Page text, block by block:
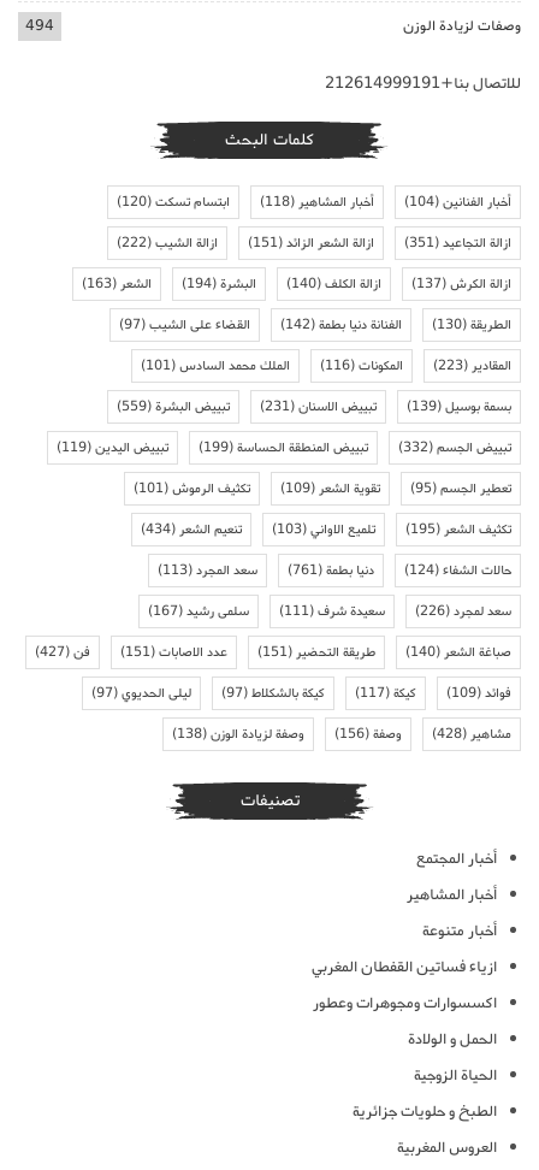
وصفات لزيادة الوزن 494
للاتصال بنا+212614999191
كلمات البحث
أخبار الفنانين(104) أخبار المشاهير(118) ابتسام تسكت(120)
ازالة التجاعيد(351) ازالة الشعر الزائد(151) ازالة الشيب(222)
ازالة الكرش(137) ازالة الكلف(140) البشرة(194) الشعر(163)
الطريقة(130) الفنانة دنيا بطمة(142) القضاء على الشيب(97)
المقادير(223) المكونات(116) الملك محمد السادس(101)
بسمة بوسيل(139) تبييض الاسنان(231) تبييض البشرة(559)
تبييض الجسم(332) تبييض المنطقة الحساسة(199) تبييض اليدين(119)
تعطير الجسم(95) تقوية الشعر(109) تكثيف الرموش(101)
تكثيف الشعر(195) تلميع الاواني(103) تنعيم الشعر(434)
حالات الشفاء(124) دنيا بطمة(761) سعد المجرد(113)
سعد لمجرد(226) سعيدة شرف(111) سلمى رشيد(167)
صباغة الشعر(140) طريقة التحضير(151) عدد الاصابات(151) فن(427)
فوائد(109) كيكة(117) كيكة بالشكلاط(97) ليلى الحديوي(97)
مشاهير(428) وصفة(156) وصفة لزيادة الوزن(138)
تصنيفات
أخبار المجتمع
أخبار المشاهير
أخبار متنوعة
ازياء فساتين القفطان المغربي
اكسسوارات ومجوهرات وعطور
الحمل و الولادة
الحياة الزوجية
الطبخ و حلويات جزائرية
العروس المغربية